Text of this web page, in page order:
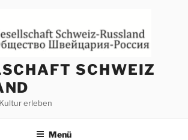
SCHWEIZ
erleben
Menü